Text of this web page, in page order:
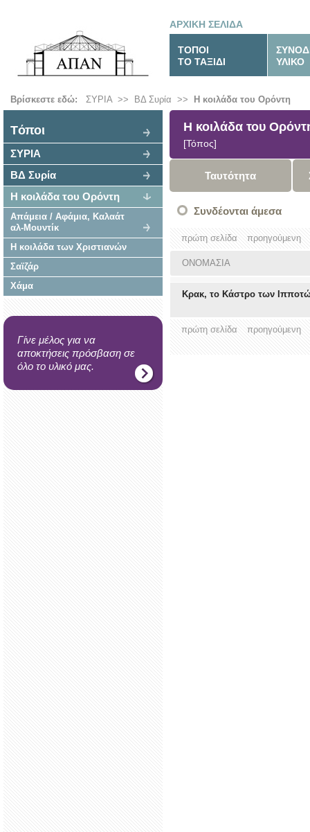
ΑΡΧΙΚΗ ΣΕΛΙΔΑ
ΤΟΠΟΙ
ΤΟ ΤΑΞΙΔΙ
ΥΛΙΚΟ
Βρίσκεστε εδώ: ΣΥΡΙΑ>> ΒΔ Συρία >> Η κοιλάδα του Ορόντη
Tόποι
ΣΥΡΙΑ
ΒΔ Συρία
Η κοιλάδα του Ορόντη
Απάμεια / Αφάμια, Καλαάτ
αλ-Μουντίκ
Η κοιλάδα των Χριστιανών
Σαϊζάρ
Χάμα
Γίνε μέλος για να
αποκτήσεις πρόσβαση σε
όλο το υλικό μας.
Η κοιλάδα του
[Τόπος]
Ταυτότητα
Συνδέονται άμεσα
πρώτη σελίδα προηγούμενη
ΟΝΟΜΑΣΙΑ
Κρακ, το Κάστρο των
πρώτη σελίδα προηγούμενη